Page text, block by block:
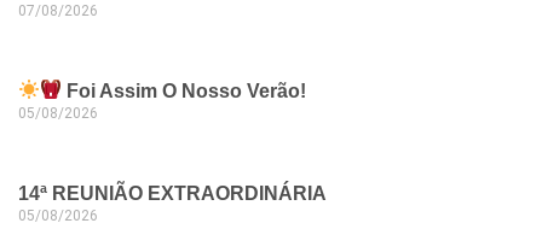
07/08/2026
Foi Assim O Nosso Verão!
05/08/2026
14ª REUNIÃO EXTRAORDINÁRIA
05/08/2026